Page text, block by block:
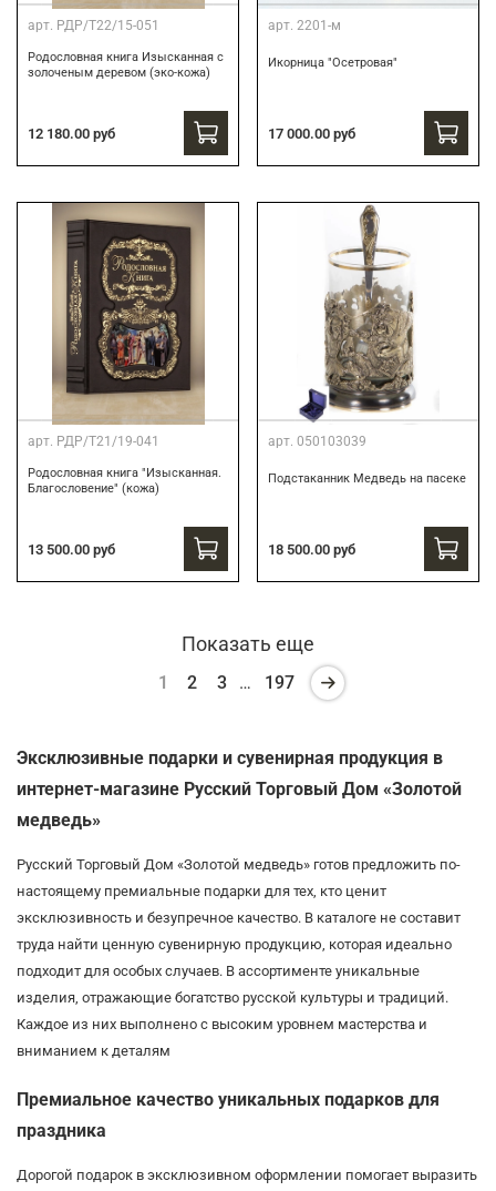
арт. РДР/Т22/15-051
Родословная книга Изысканная с
золоченым деревом (эко-кожа)
12 180.00 руб
арт. 2201-м
Икорница "Осетровая"
17 000.00 руб
арт. РДР/Т21/19-041
Родословная книга "Изысканная.
Благословение" (кожа)
13 500.00 руб
арт. 050103039
Подстаканник Медведь на пасеке
18 500.00 руб
Показать еще
1 2 3 … 197
Эксклюзивные подарки и сувенирная продукция в
интернет-магазине Русский Торговый Дом «Золотой
медведь»
Русский Торговый Дом «Золотой медведь» готов предложить по-
настоящему премиальные подарки для тех, кто ценит
эксклюзивность и безупречное качество. В каталоге не составит
труда найти ценную сувенирную продукцию, которая идеально
подходит для особых случаев. В ассортименте уникальные
изделия, отражающие богатство русской культуры и традиций.
Каждое из них выполнено с высоким уровнем мастерства и
вниманием к деталям
Премиальное качество уникальных подарков для
праздника
Дорогой подарок в эксклюзивном оформлении помогает выразить